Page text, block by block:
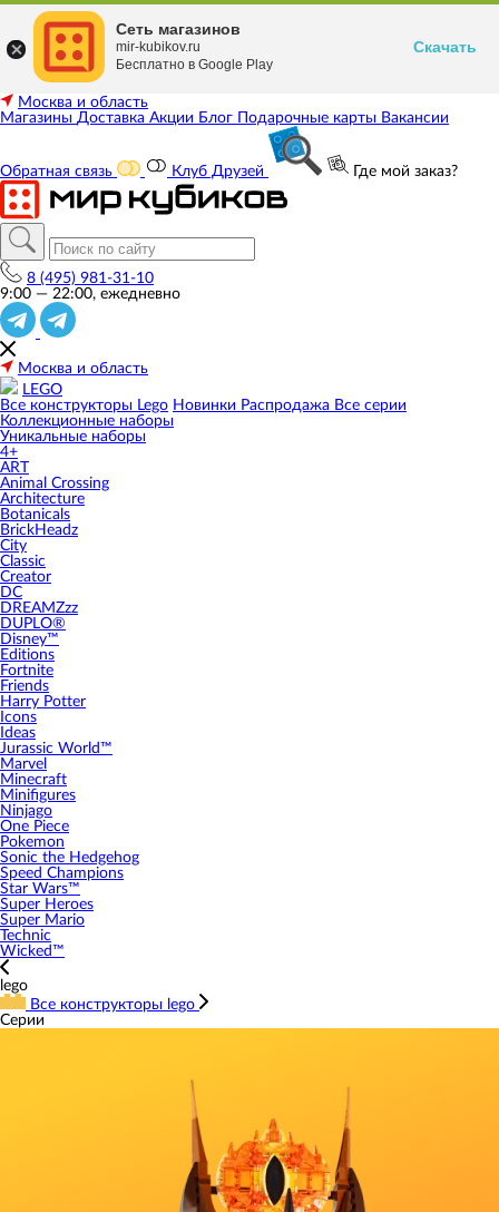
Москва и область
Магазины Доставка Акции Блог Подарочные карты Вакансии
Обратная связь Клуб Друзей Где мой заказ?
8 (495) 981-31-10
9:00 — 22:00, ежедневно
Москва и область
LEGO
Все конструкторы Lego Новинки Распродажа Все серии
Коллекционные наборы
Уникальные наборы
4+
ART
Animal Crossing
Architecture
Botanicals
BrickHeadz
City
Classic
Creator
DC
DREAMZzz
DUPLO®
Disney™
Editions
Fortnite
Friends
Harry Potter
Icons
Ideas
Jurassic World™
Marvel
Minecraft
Minifigures
Ninjago
One Piece
Pokemon
Sonic the Hedgehog
Speed Champions
Star Wars™
Super Heroes
Super Mario
Technic
Wicked™
lego
Все конструкторы lego
Серии
Сеть магазинов
mir-kubikov.ru
Бесплатно в Google Play
Скачать